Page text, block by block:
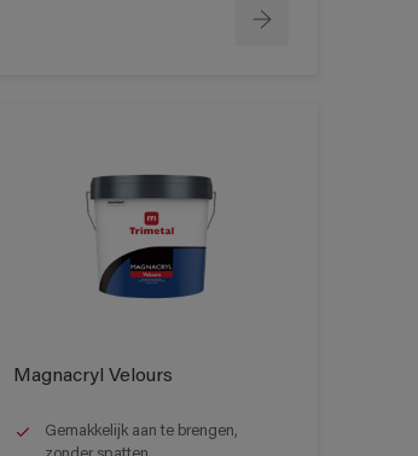
Magnacryl Velours
Gemakkelijk aan te brengen,